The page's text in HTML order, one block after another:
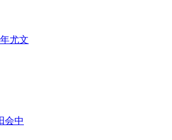
尤文
会中